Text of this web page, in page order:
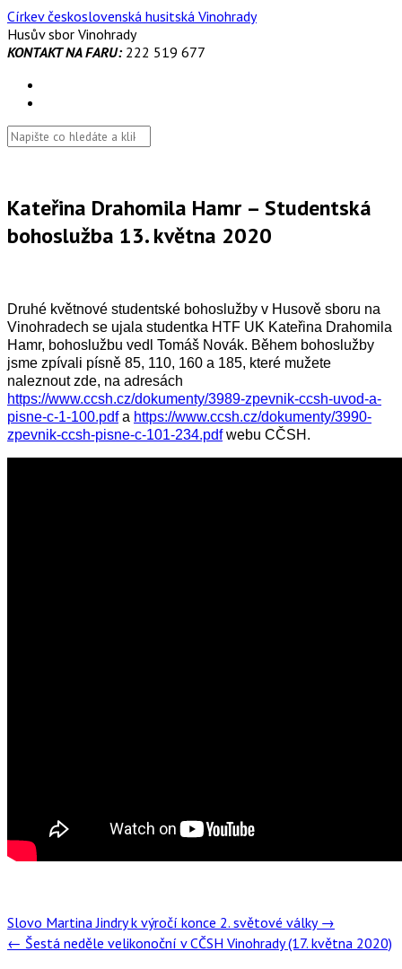
Skip
to
content
Církev československá husitská Vinohrady
Husův sbor Vinohrady
KONTAKT NA FARU:222 519 677
Kateřina Drahomila Hamr – Studentská
bohoslužba 13. května 2020
Druhé květnové studentské bohoslužby v Husově sboru na
Vinohradech se ujala studentka HTF UK Kateřina Drahomila
Hamr, bohoslužbu vedl Tomáš Novák. Během bohoslužby
jsme zpívali písně 85, 110, 160 a 185, které mužete
naleznout zde, na adresách
https://www.ccsh.cz/dokumenty/3989-zpevnik-ccsh-uvod-a-
pisne-c-1-100.pdfa https://www.ccsh.cz/dokumenty/3990-
zpevnik-ccsh-pisne-c-101-234.pdfwebu CČSH.
Post
navigation
Slovo Martina Jindry k výročí konce 2. světové války →
← Šestá neděle velikonoční v CČSH Vinohrady (17. května 2020)